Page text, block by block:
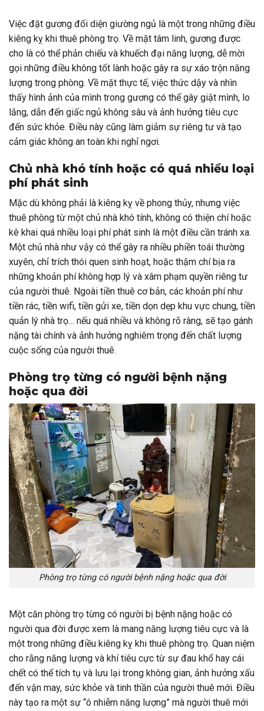
Việc đặt gương đối diện giường ngủ là một trong những điều
kiêng kỵ khi thuê phòng trọ. Về mặt tâm linh, gương được
cho là có thể phản chiếu và khuếch đại năng lượng, dễ mời
gọi những điều không tốt lành hoặc gây ra sự xáo trộn năng
lượng trong phòng. Về mặt thực tế, việc thức dậy và nhìn
thấy hình ảnh của mình trong gương có thể gây giật mình, lo
lắng, dẫn đến giấc ngủ không sâu và ảnh hưởng tiêu cực
đến sức khỏe. Điều này cũng làm giảm sự riêng tư và tạo
cảm giác không an toàn khi nghỉ ngơi.
Chủ nhà khó tính hoặc có quá nhiều loại
phí phát sinh
Mặc dù không phải là kiêng kỵ về phong thủy, nhưng việc
thuê phòng từ một chủ nhà khó tính, không có thiện chí hoặc
kê khai quá nhiều loại phí phát sinh là một điều cần tránh xa.
Một chủ nhà như vậy có thể gây ra nhiều phiền toái thường
xuyên, chỉ trích thói quen sinh hoạt, hoặc thậm chí bịa ra
những khoản phí không hợp lý và xâm phạm quyền riêng tư
của người thuê. Ngoài tiền thuê cơ bản, các khoản phí như
tiền rác, tiền wifi, tiền gửi xe, tiền dọn dẹp khu vực chung, tiền
quản lý nhà trọ… nếu quá nhiều và không rõ ràng, sẽ tạo gánh
nặng tài chính và ảnh hưởng nghiêm trọng đến chất lượng
cuộc sống của người thuê.
Phòng trọ từng có người bệnh nặng
hoặc qua đời
Phòng trọ từng có người bệnh nặng hoặc qua đời
Một căn phòng trọ từng có người bị bệnh nặng hoặc có
người qua đời được xem là mang năng lượng tiêu cực và là
một trong những điều kiêng kỵ khi thuê phòng trọ. Quan niệm
cho rằng năng lượng và khí tiêu cực từ sự đau khổ hay cái
chết có thể tích tụ và lưu lại trong không gian, ảnh hưởng xấu
đến vận may, sức khỏe và tinh thần của người thuê mới. Điều
này tạo ra một sự “ô nhiễm năng lượng” mà người thuê mới